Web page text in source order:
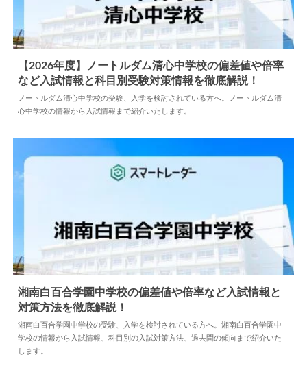
中学情報 2025.07.03
【2026年度】ノートルダム清心中学校の偏差値や倍率
など入試情報と科目別受験対策情報を徹底解説！
ノートルダム清心中学校の受験、入学を検討されている方へ。ノートルダム清
心中学校の情報から入試情報まで紹介いたします。
中学情報 2024.09.27
湘南白百合学園中学校の偏差値や倍率など入試情報と
対策方法を徹底解説！
湘南白百合学園中学校の受験、入学を検討されている方へ。湘南白百合学園中
学校の情報から入試情報、科目別の入試対策方法、過去問の傾向まで紹介いた
します。